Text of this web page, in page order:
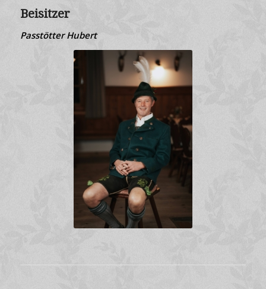
Beisitzer
Passtötter Hubert